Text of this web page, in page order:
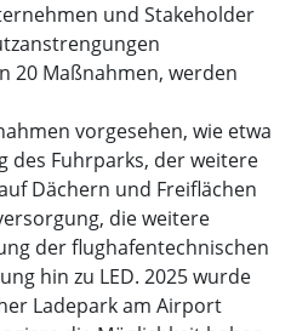
und Stakeholder
20 Maßnahmen, werden
vorgesehen, wie etwa
des Fuhrparks, der weitere
Dächern und Freiflächen
die weitere
der flughafentechnischen
hin zu LED. 2025 wurde
Ladepark am Airport